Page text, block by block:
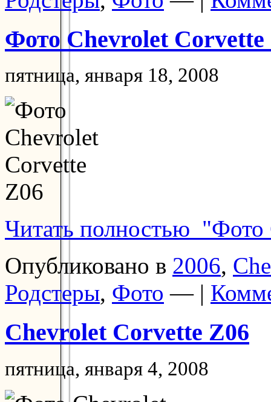
Фото Chevrolet Corvette
пятница, января 18, 2008
Читать полностью
Опубликовано в 2006,
Родстеры, Фото — |
Chevrolet Corvette Z06
пятница, января 4, 2008